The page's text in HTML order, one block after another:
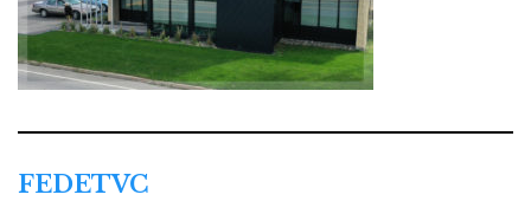
FEDETVC